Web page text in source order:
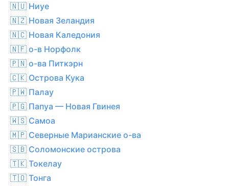
🇳🇺 Ниуе
🇳🇿 Новая Зеландия
🇳🇨 Новая Каледония
🇳🇫 о-в Норфолк
🇵🇳 о-ва Питкэрн
🇨🇰 Острова Кука
🇵🇼 Палау
🇵🇬 Папуа — Новая Гвинея
🇼🇸 Самоа
🇲🇵 Северные Марианские о-ва
🇸🇧 Соломонские острова
🇹🇰 Токелау
🇹🇴 Тонга